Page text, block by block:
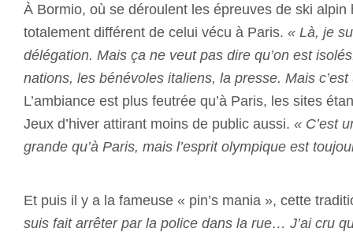
À Bormio, où se déroulent les épreuves de ski alpin
totalement différent de celui vécu à Paris. « Là, je
délégation. Mais ça ne veut pas dire qu’on est
nations, les bénévoles italiens, la presse. Mais
L’ambiance est plus feutrée qu’à Paris, les sites
Jeux d’hiver attirant moins de public aussi. « C’est
grande qu’à Paris, mais l’esprit olympique est
Et puis il y a la fameuse « pin’s mania », cette
suis fait arrêter par la police dans la rue… J’ai cru